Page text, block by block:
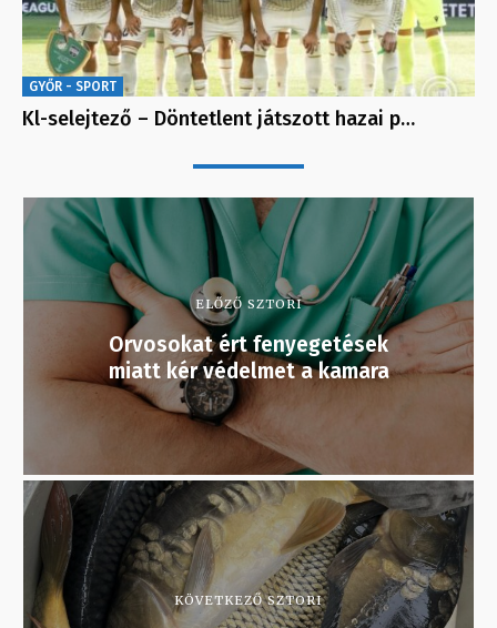
GYŐR - SPORT
Kl-selejtező – Döntetlent játszott hazai p…
ELŐZŐ SZTORI
Orvosokat ért fenyegetések
miatt kér védelmet a kamara
KÖVETKEZŐ SZTORI